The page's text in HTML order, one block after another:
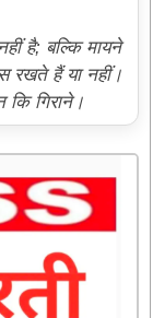
है; बल्कि मायने
रखते हैं या नहीं।
गिराने।